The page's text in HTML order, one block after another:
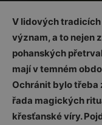
V lidových
význam, a to nejen
pohanských
mají v temném
Ochránit bylo třeba
řada magických
křesťanské víry.